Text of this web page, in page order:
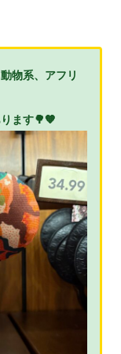
動物系、アフリ
ます🌳🧡